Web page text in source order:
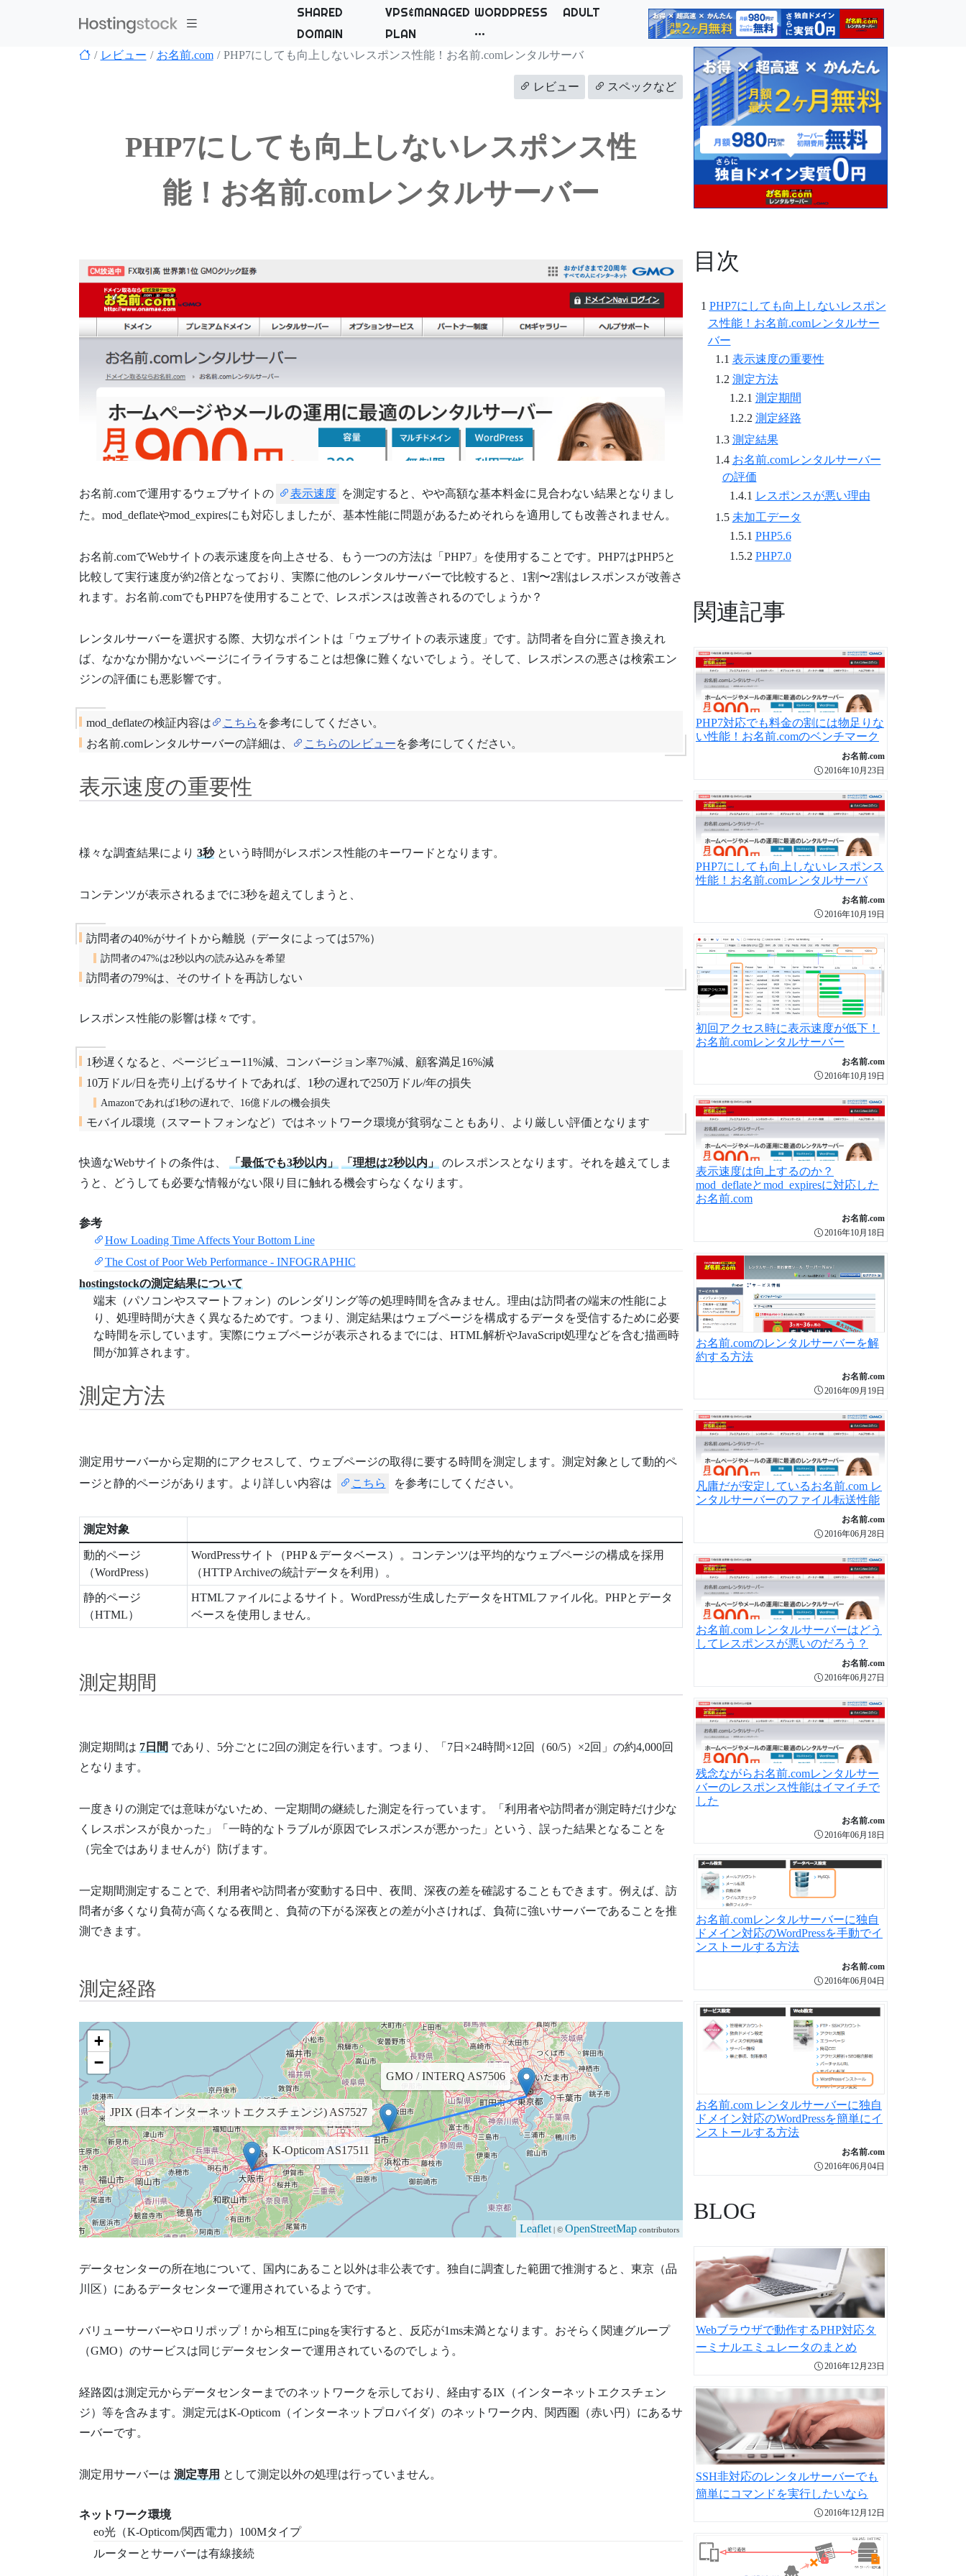
SHARED VPS&MANAGED WORDPRESS
ADULT
DOMAIN
PLAN
レビュー お名前.com PHP7にしても向上しないレスポンス性能！お名前.comレンタルサーバ
レビュー スペックなど
PHP7にしても向上しないレスポンス性
能！お名前.comレンタルサーバー
お名前.comで運用するウェブサイトの 表示速度 を測定すると、やや高額な基本料金に見合わない結果となりまし
た。mod_deflateやmod_expiresにも対応しましたが、基本性能に問題があるためそれらを適用しても改善されません。
お名前.comでWebサイトの表示速度を向上させる、もう一つの方法は「PHP7」を使用することです。PHP7はPHP5と
比較して実行速度が約2倍となっており、実際に他のレンタルサーバーで比較すると、1割〜2割はレスポンスが改善さ
れます。お名前.comでもPHP7を使用することで、レスポンスは改善されるのでしょうか？
レンタルサーバーを選択する際、大切なポイントは「ウェブサイトの表示速度」です。訪問者を自分に置き換えれ
ば、なかなか開かないページにイライラすることは想像に難くないでしょう。そして、レスポンスの悪さは検索エン
ジンの評価にも悪影響です。
mod_deflateの検証内容は こちら を参考にしてください。
お名前.comレンタルサーバーの詳細は、
こちらのレビューを参考にしてください。
表示速度の重要性
様々な調査結果により 3秒という時間がレスポンス性能のキーワードとなります。
コンテンツが表示されるまでに3秒を超えてしまうと、
訪問者の40%がサイトから離脱（データによっては57%）
訪問者の47%は2秒以内の読み込みを希望
訪問者の79%は、そのサイトを再訪しない
レスポンス性能の影響は様々です。
1秒遅くなると、ページビュー11%減、コンバージョン率7%減、顧客満足16%減
10万ドル/日を売り上げるサイトであれば、1秒の遅れで250万ドル/年の損失
Amazonであれば1秒の遅れで、16億ドルの機会損失
モバイル環境（スマートフォンなど）ではネットワーク環境が貧弱なこともあり、より厳しい評価となります
快適なWebサイトの条件は、 「最低でも3秒以内」 「理想は2秒以内」
のレスポンスとなります。それを越えてしま
うと、どうしても必要な情報がない限り目に触れる機会すらなくなります。
参考
How Loading Time Affects Your Bottom Line
The Cost of Poor Web Performance - INFOGRAPHIC
hostingstockの測定結果について
端末（パソコンやスマートフォン）のレンダリング等の処理時間を含みません。理由は訪問者の端末の性能によ
り、処理時間が大きく異なるためです。つまり、測定結果はウェブページを構成するデータを受信するために必要
な時間を示しています。実際にウェブページが表示されるまでには、HTML解析やJavaScript処理などを含む描画時
間が加算されます。
測定方法
測定用サーバーから定期的にアクセスして、ウェブページの取得に要する時間を測定します。測定対象として動的ペ
ージと静的ページがあります。より詳しい内容は
こちら を参考にしてください。
測定対象
動的ページ
（WordPress）
WordPressサイト（PHP＆データベース）。コンテンツは平均的なウェブページの構成を採用
（HTTP Archiveの統計データを利用）。
静的ページ
（HTML）
HTMLファイルによるサイト。WordPressが生成したデータをHTMLファイル化。PHPとデータ
ベースを使用しません。
測定期間
測定期間は 7日間 であり、5分ごとに2回の測定を行います。つまり、「7日×24時間×12回（60/5）×2回」の約4,000回
となります。
一度きりの測定では意味がないため、一定期間の継続した測定を行っています。「利用者や訪問者が測定時だけ少な
くレスポンスが良かった」「一時的なトラブルが原因でレスポンスが悪かった」という、誤った結果となることを
（完全ではありませんが）防げます。
一定期間測定することで、利用者や訪問者が変動する日中、夜間、深夜の差を確認することもできます。例えば、訪
問者が多くなり負荷が高くなる夜間と、負荷の下がる深夜との差が小さければ、負荷に強いサーバーであることを推
測できます。
測定経路
K-Opticom AS17511
JPIX (日本インターネットエクスチェンジ) AS7527
GMO / INTERQ AS7506
+
−
Leaflet| © OpenStreetMapcontributors
データセンターの所在地について、国内にあること以外は非公表です。独自に調査した範囲で推測すると、東京（品
川区）にあるデータセンターで運用されているようです。
バリューサーバーやロリポップ！から相互にpingを実行すると、反応が1ms未満となります。おそらく関連グループ
（GMO）のサービスは同じデータセンターで運用されているのでしょう。
経路図は測定元からデータセンターまでのネットワークを示しており、経由するIX（インターネットエクスチェン
ジ）等を含みます。測定元はK-Opticom（インターネットプロバイダ）のネットワーク内、関西圏（赤い円）にあるサ
ーバーです。
測定用サーバーは 測定専用 として測定以外の処理は行っていません。
ネットワーク環境
eo光（K-Opticom/関西電力）100Mタイプ
ルーターとサーバーは有線接続
目次
PHP7にしても向上しないレスポン
ス性能！お名前.comレンタルサー
バー
表示速度の重要性
測定方法
測定期間
測定経路
測定結果
お名前.comレンタルサーバー
の評価
レスポンスが悪い理由
未加工データ
PHP5.6
PHP7.0
関連記事
PHP7対応でも料金の割には物足りな
い性能！お名前.comのベンチマーク
お名前.com
2016年10月23日
PHP7にしても向上しないレスポンス
性能！お名前.comレンタルサーバ
お名前.com
2016年10月19日
初回アクセス時に表示速度が低下！
お名前.comレンタルサーバー
お名前.com
2016年10月19日
表示速度は向上するのか？
mod_deflateとmod_expiresに対応した
お名前.com
お名前.com
2016年10月18日
お名前.comのレンタルサーバーを解
約する方法
お名前.com
2016年09月19日
凡庸だが安定しているお名前.com レ
ンタルサーバーのファイル転送性能
お名前.com
2016年06月28日
お名前.com レンタルサーバーはどう
してレスポンスが悪いのだろう？
お名前.com
2016年06月27日
残念ながらお名前.comレンタルサー
バーのレスポンス性能はイマイチで
した
お名前.com
2016年06月18日
お名前.comレンタルサーバーに独自
ドメイン対応のWordPressを手動でイ
ンストールする方法
お名前.com
2016年06月04日
お名前.com レンタルサーバーに独自
ドメイン対応のWordPressを簡単にイ
ンストールする方法
お名前.com
2016年06月04日
BLOG
Webブラウザで動作するPHP対応タ
ーミナルエミュレータのまとめ
2016年12月23日
SSH非対応のレンタルサーバーでも
簡単にコマンドを実行したいなら
2016年12月12日